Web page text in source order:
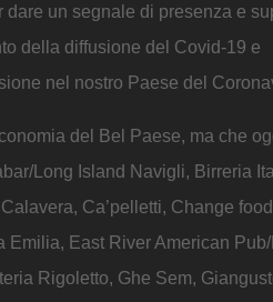
un segnale di presenza e
della diffusione del Covid-19 e
nel nostro Paese del
del Bel Paese, ma che
Long Island Navigli, Birreria
Ca’pelletti, Change
Emilia, East River American
Rigoletto, Ghe Sem,